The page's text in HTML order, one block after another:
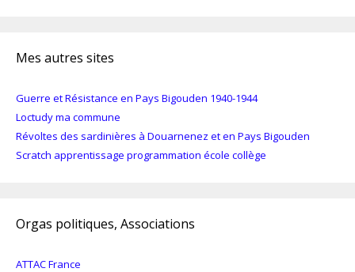
Mes autres sites
Guerre et Résistance en Pays Bigouden 1940-1944
Loctudy ma commune
Révoltes des sardinières à Douarnenez et en Pays Bigouden
Scratch apprentissage programmation école collège
Orgas politiques, Associations
ATTAC France